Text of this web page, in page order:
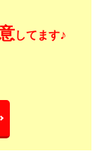
してます♪